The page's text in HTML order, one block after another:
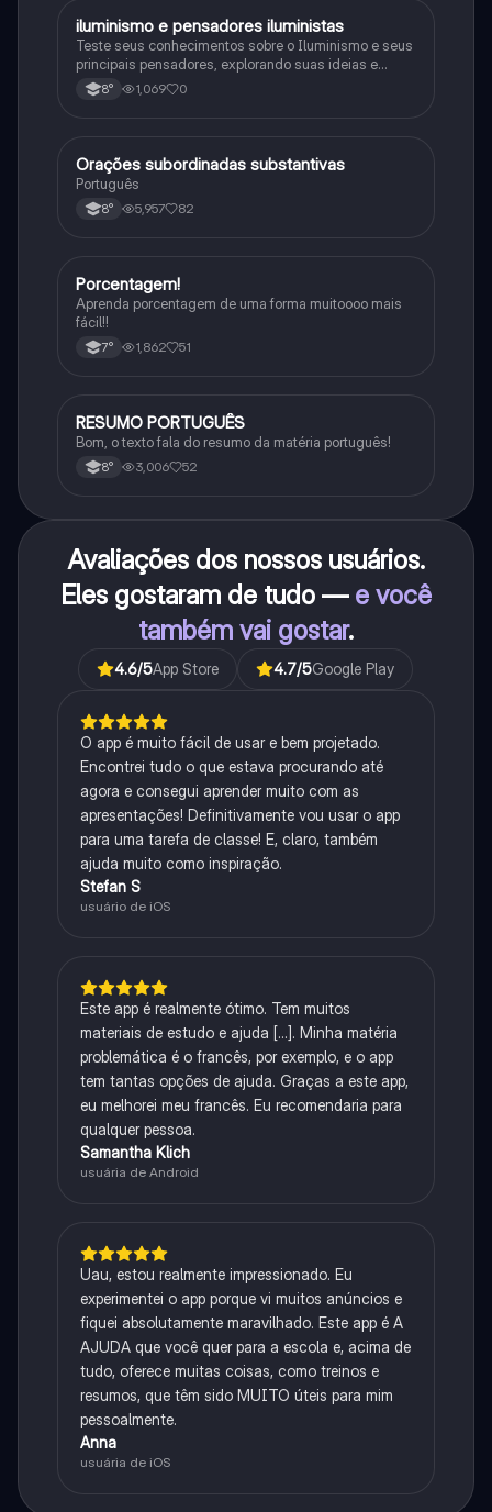
História
iluminismo e pensadores iluministas
Teste seus conhecimentos sobre o Iluminismo e seus
principais pensadores, explorando suas ideias e
impacto histórico.
8° 1,069 0
Português
Orações subordinadas substantivas
Português
8° 5,957 82
Matematica
Porcentagem!
Aprenda porcentagem de uma forma muitoooo mais
fácil!!
7° 1,862 51
Português
RESUMO PORTUGUÊS
Bom, o texto fala do resumo da matéria português!
8° 3,006 52
Avaliações dos nossos usuários.
Eles gostaram de tudo — e você
também vai gostar.
4.6/5App Store 4.7/5Google Play
O app é muito fácil de usar e bem projetado.
Encontrei tudo o que estava procurando até
agora e consegui aprender muito com as
apresentações! Definitivamente vou usar o app
para uma tarefa de classe! E, claro, também
ajuda muito como inspiração.
Stefan S
usuário de iOS
Este app é realmente ótimo. Tem muitos
materiais de estudo e ajuda [...]. Minha matéria
problemática é o francês, por exemplo, e o app
tem tantas opções de ajuda. Graças a este app,
eu melhorei meu francês. Eu recomendaria para
qualquer pessoa.
Samantha Klich
usuária de Android
Uau, estou realmente impressionado. Eu
experimentei o app porque vi muitos anúncios e
fiquei absolutamente maravilhado. Este app é A
AJUDA que você quer para a escola e, acima de
tudo, oferece muitas coisas, como treinos e
resumos, que têm sido MUITO úteis para mim
pessoalmente.
Anna
usuária de iOS